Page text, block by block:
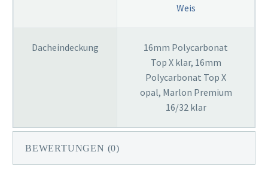
Weis
Dacheindeckung
16mm Polycarbonat
Top X klar, 16mm
Polycarbonat Top X
opal, Marlon Premium
16/32 klar
BEWERTUNGEN (0)